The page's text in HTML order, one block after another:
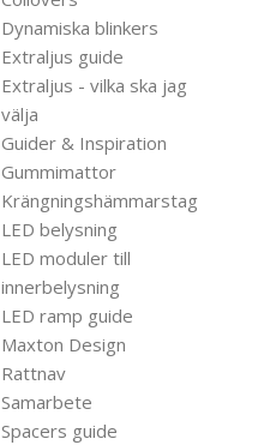
Dynamiska blinkers
Extraljus guide
Extraljus - vilka ska jag
välja
Guider & Inspiration
Gummimattor
Krängningshämmarstag
LED belysning
LED moduler till
innerbelysning
LED ramp guide
Maxton Design
Rattnav
Samarbete
Spacers guide